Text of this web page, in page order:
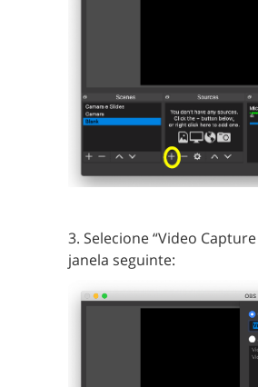
3. Selecione “Video Capture
janela seguinte: